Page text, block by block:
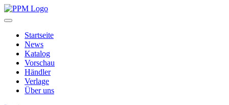
Startseite
News
Katalog
Vorschau
Händler
Verlage
Über uns